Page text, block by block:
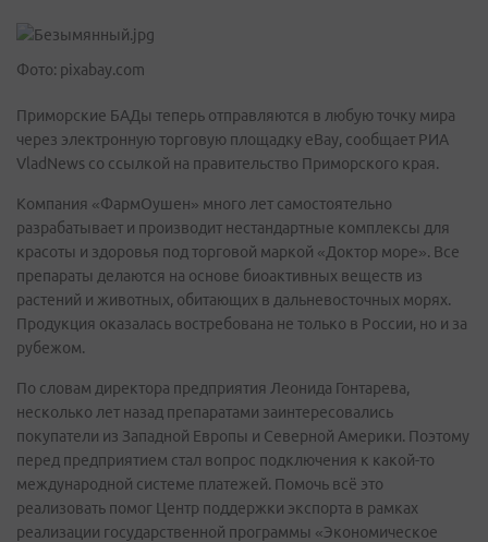
Фото: pixabay.com
Приморские БАДы теперь отправляются в любую точку мира
через электронную торговую площадку eBay, сообщает РИА
VladNews со ссылкой на правительство Приморского края.
Компания «ФармОушен» много лет самостоятельно
разрабатывает и производит нестандартные комплексы для
красоты и здоровья под торговой маркой «Доктор море». Все
препараты делаются на основе биоактивных веществ из
растений и животных, обитающих в дальневосточных морях.
Продукция оказалась востребована не только в России, но и за
рубежом.
По словам директора предприятия Леонида Гонтарева,
несколько лет назад препаратами заинтересовались
покупатели из Западной Европы и Северной Америки. Поэтому
перед предприятием стал вопрос подключения к какой-то
международной системе платежей. Помочь всё это
реализовать помог Центр поддержки экспорта в рамках
реализации государственной программы «Экономическое